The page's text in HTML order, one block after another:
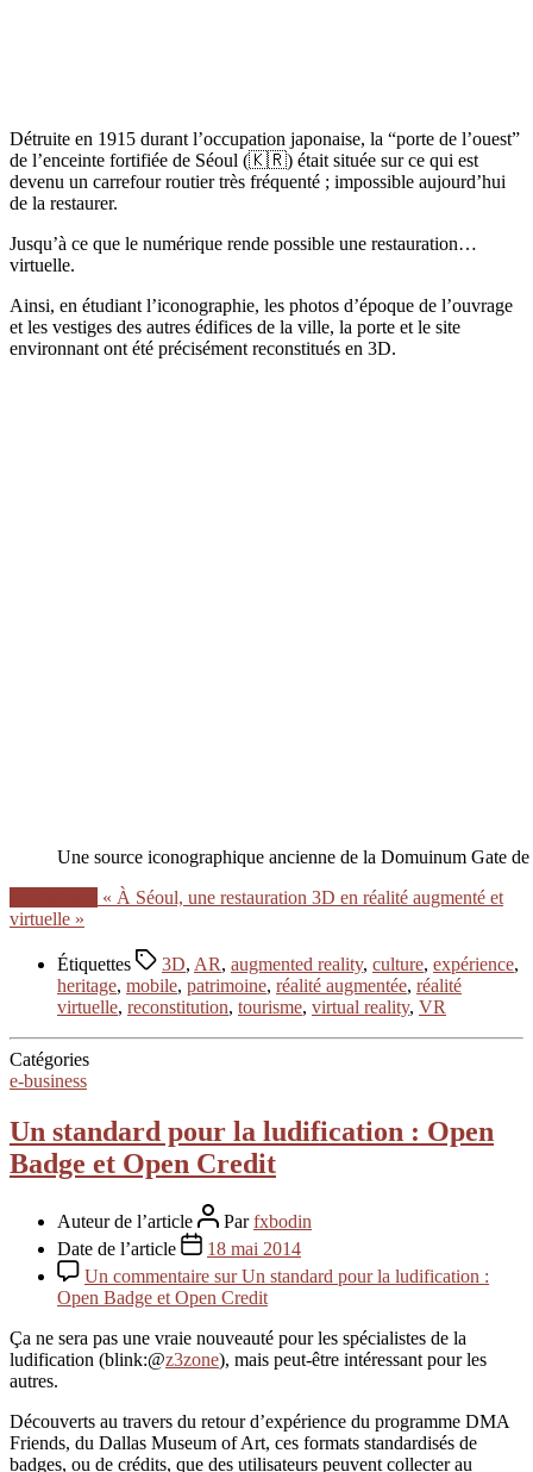
Détruite en 1915 durant l’occupation japonaise, la “porte de l’ouest”
de l’enceinte fortifiée de Séoul (🇰🇷) était située sur ce qui est
devenu un carrefour routier très fréquenté ; impossible aujourd’hui
de la restaurer.
Jusqu’à ce que le numérique rende possible une restauration…
virtuelle.
Ainsi, en étudiant l’iconographie, les photos d’époque de l’ouvrage
et les vestiges des autres édifices de la ville, la porte et le site
environnant ont été précisément reconstitués en 3D.
Une source iconographique ancienne de la Domuinum Gate
« À Séoul, une restauration 3D en réalité augmenté et
virtuelle »
Étiquettes 3D, AR, augmented reality, culture, expérience,
heritage, mobile, patrimoine, réalité augmentée, réalité
virtuelle, reconstitution, tourisme, virtual reality, VR
Catégories
e-business
Un standard pour la ludification : Open
Badge et Open Credit
Auteur de l’article Parfxbodin
Date de l’article
18 mai 2014
Un commentaire sur Un standard pour la ludification :
Open Badge et Open Credit
Ça ne sera pas une vraie nouveauté pour les spécialistes de la
ludification (blink:@z3zone), mais peut-être intéressant pour les
autres.
Découverts au travers du retour d’expérience du programme DMA
Friends, du Dallas Museum of Art, ces formats standardisés de
badges, ou de crédits, que des utilisateurs peuvent collecter au